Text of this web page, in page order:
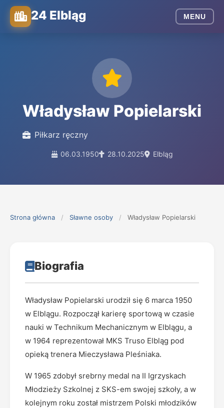
24 Elbląg MENU
Władysław Popielarski
Piłkarz ręczny
06.03.1950 28.10.2025 Elbląg
Strona główna / Sławne osoby / Władysław Popielarski
Biografia
Władysław Popielarski urodził się 6 marca 1950
w Elblągu. Rozpoczął karierę sportową w czasie
nauki w Technikum Mechanicznym w Elblągu, a
w 1964 reprezentował MKS Truso Elbląg pod
opieką trenera Mieczysława Pleśniaka.
W 1965 zdobył srebrny medal na II Igrzyskach
Młodzieży Szkolnej z SKS-em swojej szkoły, a w
kolejnym roku został mistrzem Polski młodzików